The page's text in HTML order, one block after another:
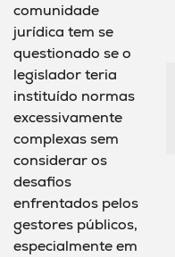
comunidade
jurídica tem se
questionado se o
legislador teria
instituído normas
excessivamente
complexas sem
considerar os
desafios
enfrentados pelos
gestores públicos,
especialmente em